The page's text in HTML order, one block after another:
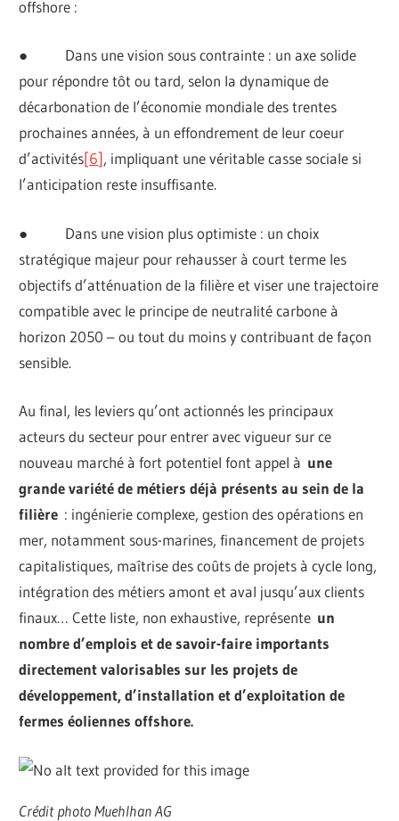
offshore :
● Dans une vision sous contrainte : un axe solide
pour répondre tôt ou tard, selon la dynamique de
décarbonation de l’économie mondiale des trentes
prochaines années, à un effondrement de leur coeur
d’activités[6], impliquant une véritable casse sociale si
l’anticipation reste insuffisante.
● Dans une vision plus optimiste : un choix
stratégique majeur pour rehausser à court terme les
objectifs d’atténuation de la filière et viser une trajectoire
compatible avec le principe de neutralité carbone à
horizon 2050 – ou tout du moins y contribuant de façon
sensible.
Au final, les leviers qu’ont actionnés les principaux
acteurs du secteur pour entrer avec vigueur sur ce
nouveau marché à fort potentiel font appel à une
grande variété de métiers déjà présents au sein de la
filière : ingénierie complexe, gestion des opérations en
mer, notamment sous-marines, financement de projets
capitalistiques, maîtrise des coûts de projets à cycle long,
intégration des métiers amont et aval jusqu’aux clients
finaux… Cette liste, non exhaustive, représente un
nombre d’emplois et de savoir-faire importants
directement valorisables sur les projets de
développement, d’installation et d’exploitation de
fermes éoliennes offshore.
Crédit photo Muehlhan AG